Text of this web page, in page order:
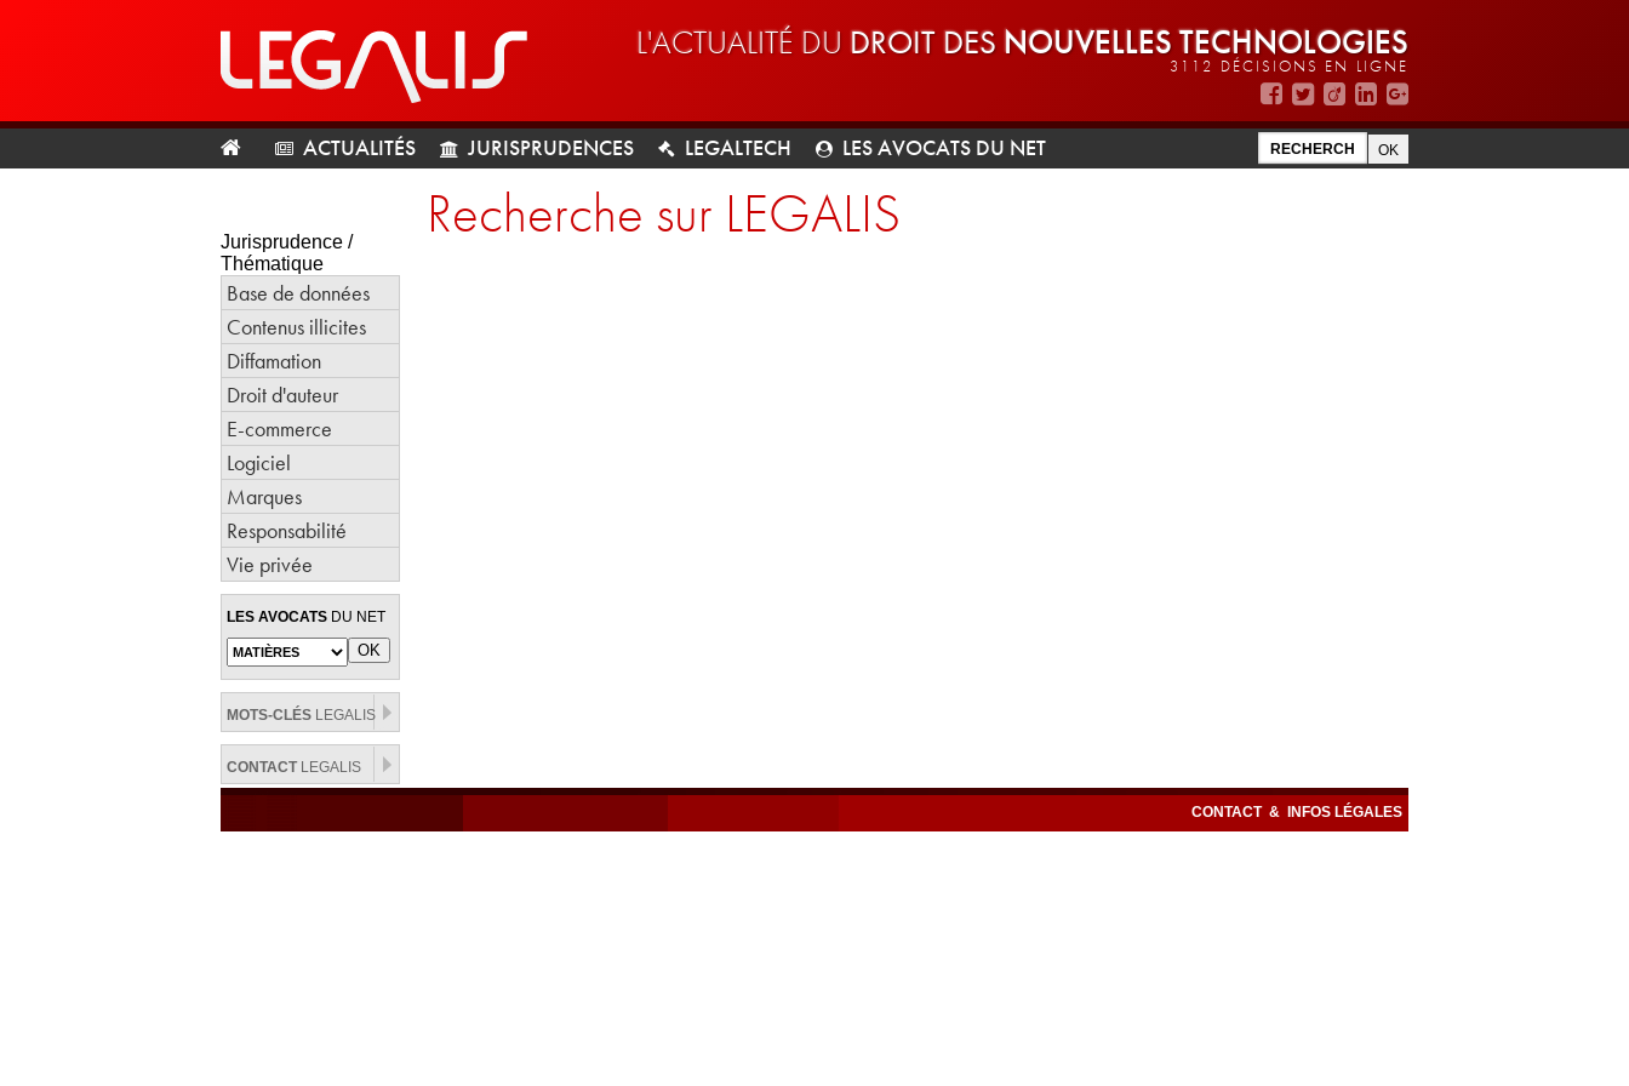
L'ACTUALITÉ DU DROIT DES NOUVELLES TECHNOLOGIES
3112 DÉCISIONS EN LIGNE
ACTUALITÉS JURISPRUDENCES LEGALTECH LES AVOCATS DU NET
Jurisprudence /
Thématique
Base de données
Contenus illicites
Diffamation
Droit d'auteur
E-commerce
Logiciel
Marques
Responsabilité
Vie privée
LES AVOCATS DU NET
MOTS-CLÉS LEGALIS
CONTACTLEGALIS
Recherche sur LEGALIS
CONTACT & INFOS LÉGALES